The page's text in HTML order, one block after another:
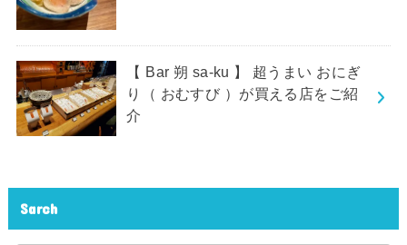
【 Bar 朔 sa-ku 】 超うまい おにぎ
り（ おむすび ）が買える店をご紹
介
Sarch